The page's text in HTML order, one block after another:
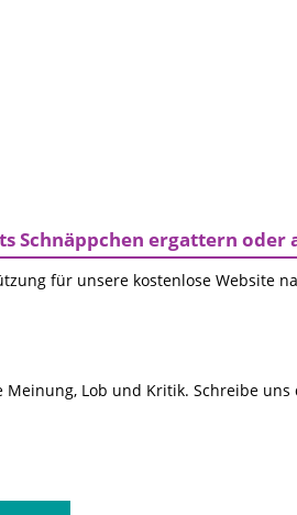
Schnäppchen ergattern
für unsere kostenlose Website
Lob und Kritik. Schreibe uns